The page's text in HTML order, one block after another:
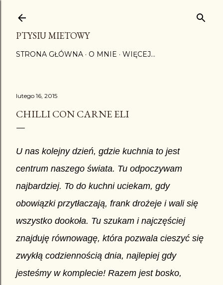
PTYSIU MIETOWY
STRONA GŁÓWNA O MNIE WIĘCEJ…
lutego 16, 2015
CHILLI CON CARNE ELI
U nas kolejny dzień, gdzie kuchnia to jest
centrum naszego świata. Tu odpoczywam
najbardziej. To do kuchni uciekam, gdy
obowiązki przytłaczają, frank drożeje i wali się
wszystko dookoła. Tu szukam i najczęściej
znajduję równowagę, która pozwala cieszyć się
zwykłą codziennością dnia, najlepiej gdy
jesteśmy w komplecie! Razem jest bosko,